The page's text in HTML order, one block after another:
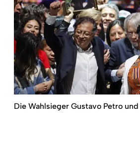
Die Wahlsieger Gustavo Petro